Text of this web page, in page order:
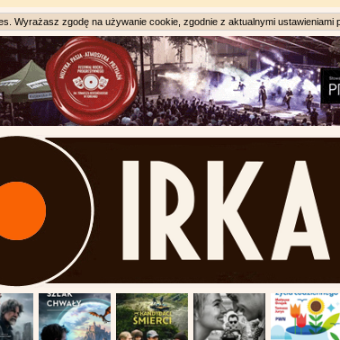
Wyrażasz zgodę na używanie cookie, zgodnie z aktualnymi ustawieniami